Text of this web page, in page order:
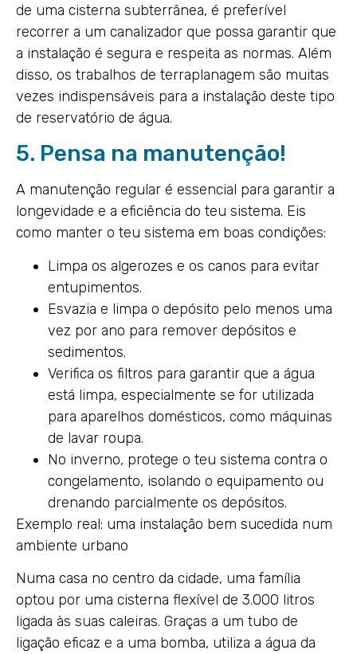
de uma cisterna subterrânea, é preferível
recorrer a um canalizador que possa garantir que
a instalação é segura e respeita as normas. Além
disso, os trabalhos de terraplanagem são muitas
vezes indispensáveis para a instalação deste tipo
de reservatório de água.
5. Pensa na manutenção!
A manutenção regular é essencial para garantir a
longevidade e a eficiência do teu sistema. Eis
como manter o teu sistema em boas condições:
Limpa os algerozes e os canos para evitar
entupimentos.
Esvazia e limpa o depósito pelo menos uma
vez por ano para remover depósitos e
sedimentos.
Verifica os filtros para garantir que a água
está limpa, especialmente se for utilizada
para aparelhos domésticos, como máquinas
de lavar roupa.
No inverno, protege o teu sistema contra o
congelamento, isolando o equipamento ou
drenando parcialmente os depósitos.
Exemplo real: uma instalação bem sucedida num
ambiente urbano
Numa casa no centro da cidade, uma família
optou por uma cisterna flexível de 3.000 litros
ligada às suas caleiras. Graças a um tubo de
ligação eficaz e a uma bomba, utiliza a água da